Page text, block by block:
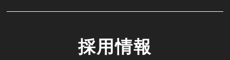
採用情報